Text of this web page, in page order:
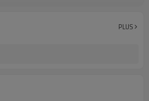
960X420X900mm
PLUS